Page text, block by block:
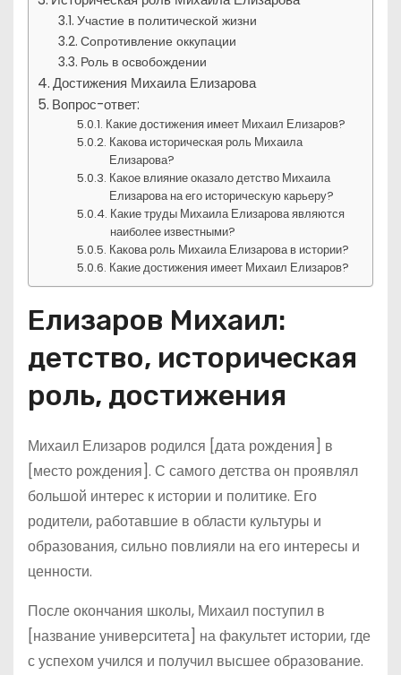
Участие в политической жизни
Сопротивление оккупации
Роль в освобождении
Достижения Михаила Елизарова
Вопрос-ответ:
Какие достижения имеет Михаил Елизаров?
Какова историческая роль Михаила
Елизарова?
Какое влияние оказало детство Михаила
Елизарова на его историческую карьеру?
Какие труды Михаила Елизарова являются
наиболее известными?
Какова роль Михаила Елизарова в истории?
Какие достижения имеет Михаил Елизаров?
Елизаров Михаил:
детство, историческая
роль, достижения
Михаил Елизаров родился [дата рождения] в
[место рождения]. С самого детства он проявлял
большой интерес к истории и политике. Его
родители, работавшие в области культуры и
образования, сильно повлияли на его интересы и
ценности.
После окончания школы, Михаил поступил в
[название университета] на факультет истории, где
с успехом учился и получил высшее образование.